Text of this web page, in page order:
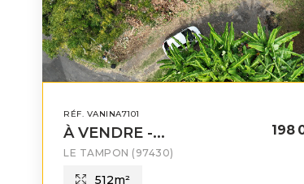
RÉF. VANINA7101
À VENDRE -...
LE TAMPON (97430)
198
512m²